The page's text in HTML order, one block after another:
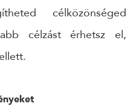
célközönséged
célzást érhetsz el,